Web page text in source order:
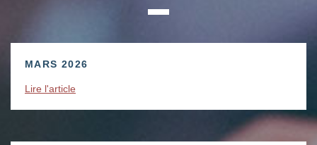
MARS 2026
Lire l'article